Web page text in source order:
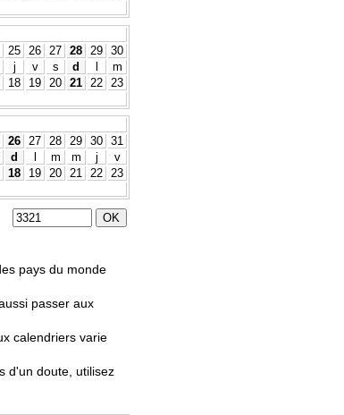
25 26 27 28 29 30
j v s d l
m
18 19 20 21 22
23
26 27 28 29 30 31
d l m m j
v
18 19 20 21 22
23
pays du monde
passer aux
calendriers varie
d'un doute, utilisez